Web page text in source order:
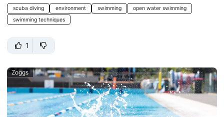
scuba diving environment swimming
open water swimming
swimming techniques
1
Zoggs